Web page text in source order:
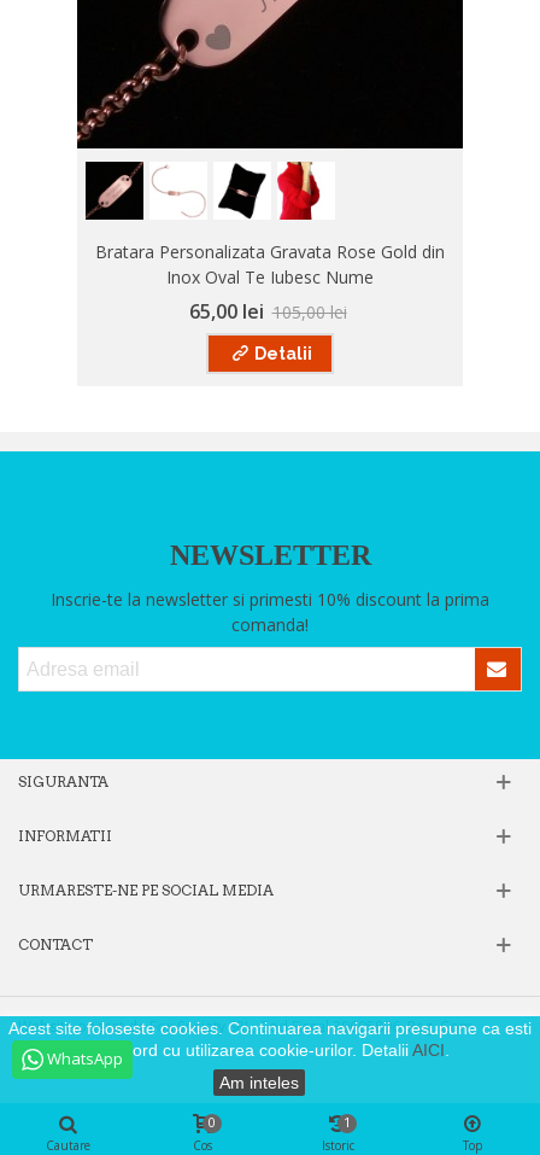
WhatsApp
Bratara Personalizata Gravata Rose Gold din
Inox Oval Te Iubesc Nume
65,00 lei 105,00 lei
Detalii
NEWSLETTER
Inscrie-te la newsletter si primesti 10% discount la prima
comanda!
SIGURANTA
INFORMATII
URMARESTE-NE PE SOCIAL MEDIA
CONTACT
Acest site foloseste cookies. Continuarea navigarii presupune ca esti
de acord cu utilizarea cookie-urilor. DetaliiAICI
Am inteles
Website operat de Fox Society SRL, Cod Fiscal 39605806, Reg. Com.
J40/9871/2018
Cautare Cos
0
Istoric
1
Top